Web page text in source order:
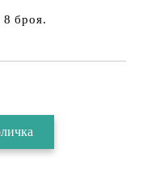
8 броя.